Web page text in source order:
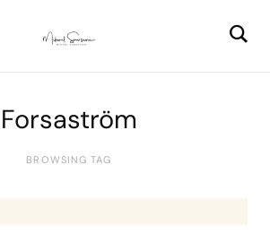
Forsaström
BROWSING TAG